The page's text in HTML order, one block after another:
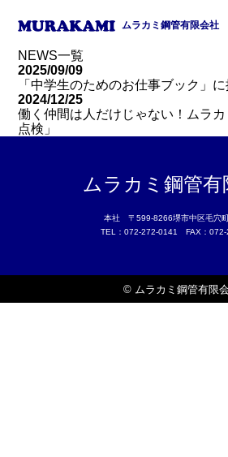
ムラカミ鋼管有限会社
NEWS一覧
2025/09/09
「中学生のためのお仕事ブック」
2024/12/25
働く仲間は人だけじゃない！ムラ
点検」
ムラカミ鋼管有
本社 〒599-8266堺市中区毛穴
TEL：072-272-0141 FAX：072-
© ムラカミ鋼管有限